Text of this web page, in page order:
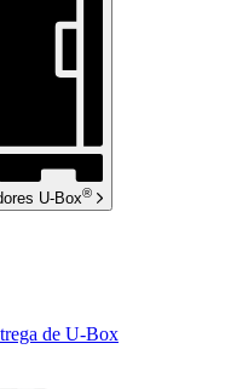
U-Box®
de U-Box